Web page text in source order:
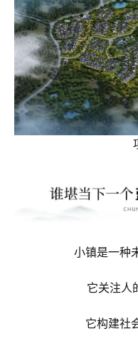
小镇是一种
它关注人
它构建社